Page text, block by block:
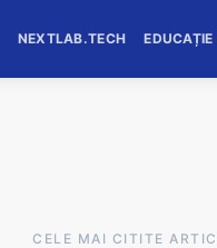
NEXTLAB.TECH
CELE MAI CITITE